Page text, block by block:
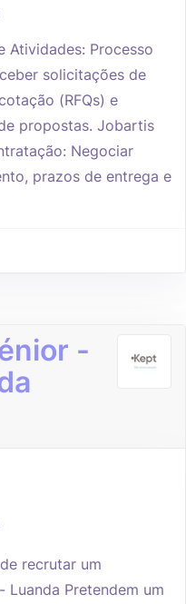
Atividades: Processo
solicitações de
(RFQs) e
propostas. Jobartis
Negociar
prazos de entrega e
-
recrutar um
Luanda Pretendem um